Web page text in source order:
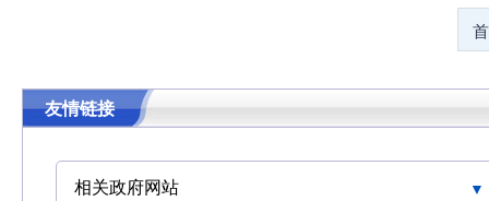
友情链接
相关政府网站